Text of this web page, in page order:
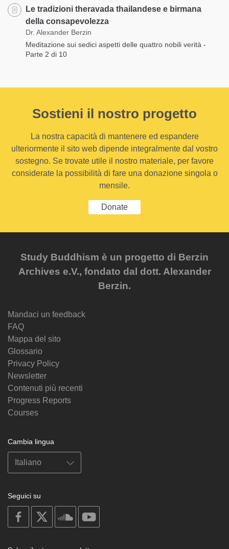
Le tradizioni theravada thailandese e birmana
della consapevolezza
Dr. Alexander Berzin
Meditazione sui sedici aspetti delle quattro nobili verità -
Parte 2 di 10
Sostieni il nostro progetto
La nostra capacità di mantenere ed espandere
ulteriormente il sito web dipende integralmente dal vostro
sostegno. Se trovate utile il nostro materiale, per favore
considerate la possibilità di fare una donazione singola o
mensile.
Donate
Study Buddhism è un progetto di Berzin
Archives e.V., fondato dal dott. Alexander
Berzin.
Mandaci un feedback
FAQ
Mappa del sito
Glossario
Privacy Policy
Newsletter
Contenuti più recenti
Progress Reports
Courses
Cambia lingua
Seguici su
on
facebook
soundcloud